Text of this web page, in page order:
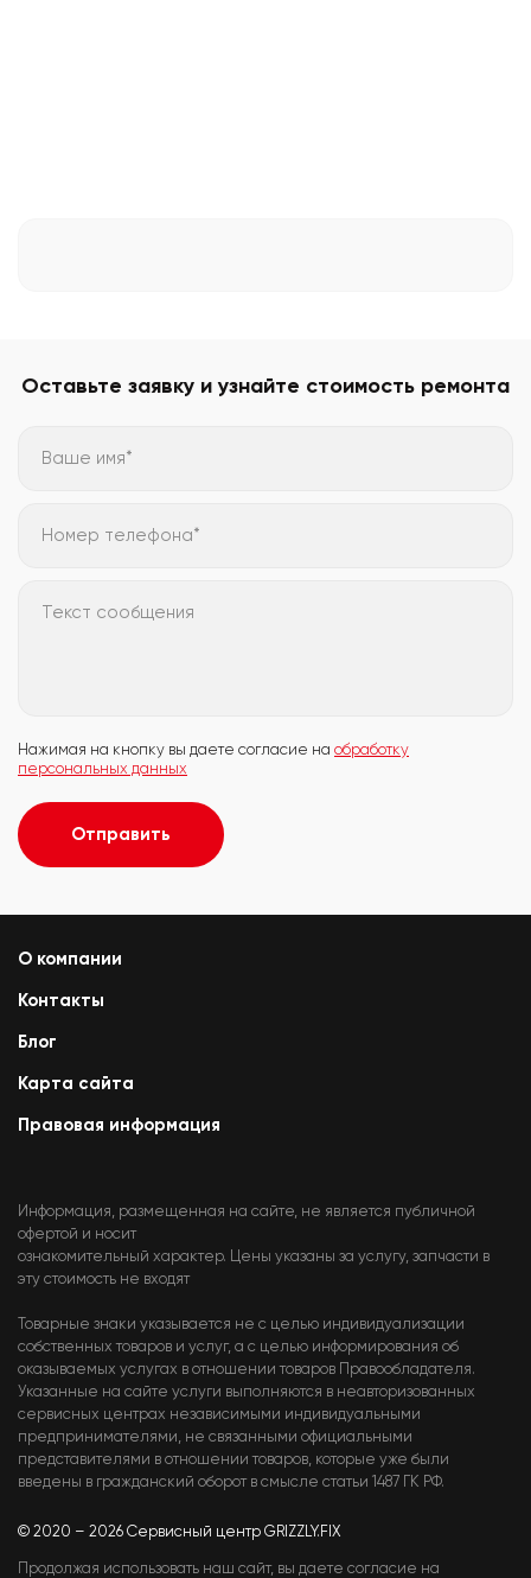
Оставьте заявку и узнайте стоимость ремонта
Ваше имя*
Номер телефона*
Текст сообщения
Нажимая на кнопку вы даете согласие на обработку
персональных данных
Отправить
О компании
Контакты
Блог
Карта сайта
Правовая информация
Информация, размещенная на сайте, не является публичной
офертой и носит
ознакомительный характер. Цены указаны за услугу, запчасти в
эту стоимость не входят
Товарные знаки указывается не с целью индивидуализации
собственных товаров и услуг, а с целью информирования об
оказываемых услугах в отношении товаров Правообладателя.
Указанные на сайте услуги выполняются в неавторизованных
сервисных центрах независимыми индивидуальными
предпринимателями, не связанными официальными
представителями в отношении товаров, которые уже были
введены в гражданский оборот в смысле статьи 1487 ГК РФ.
© 2020 – 2026 Сервисный центр GRIZZLY.FIX
Продолжая использовать наш сайт, вы даете согласие на